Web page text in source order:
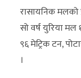
रासायनिक मलको
सो वर्ष युरिया
९६ मेट्रिक टन,
।